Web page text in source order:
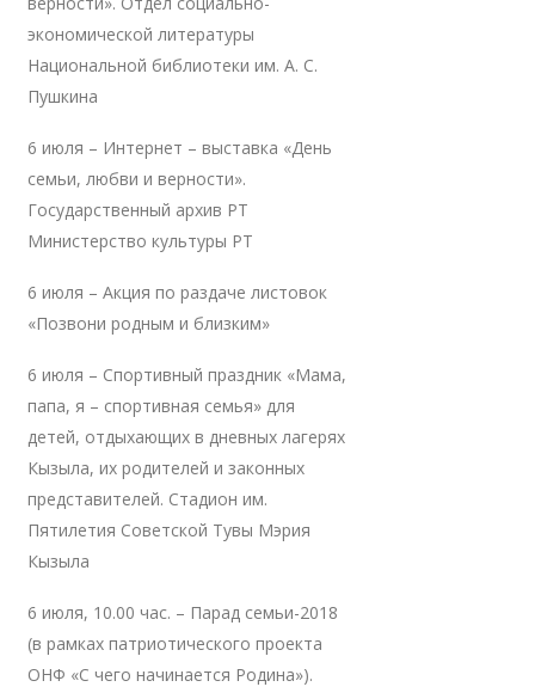
экономической литературы
Национальной библиотеки им. А. С.
Пушкина
6 июля – Интернет – выставка «День
семьи, любви и верности».
Государственный архив РТ
Министерство культуры РТ
6 июля – Акция по раздаче листовок
«Позвони родным и близким»
6 июля – Спортивный праздник «Мама,
папа, я – спортивная семья» для
детей, отдыхающих в дневных лагерях
Кызыла, их родителей и законных
представителей. Стадион им.
Пятилетия Советской Тувы Мэрия
Кызыла
6 июля, 10.00 час. – Парад семьи-2018
(в рамках патриотического проекта
ОНФ «С чего начинается Родина»).